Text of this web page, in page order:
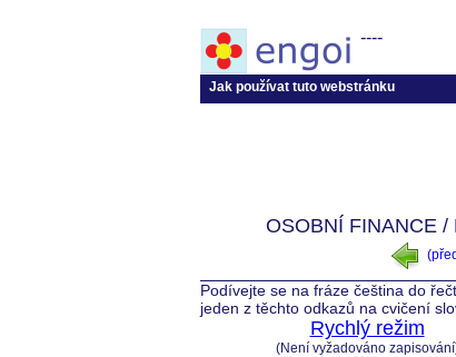
----
Jak používat tuto webstránku
OSOBNÍ
Podívejte se na fráze čeština do
jeden z těchto odkazů na cvičení
Rychlý režim
(Není vyžadováno